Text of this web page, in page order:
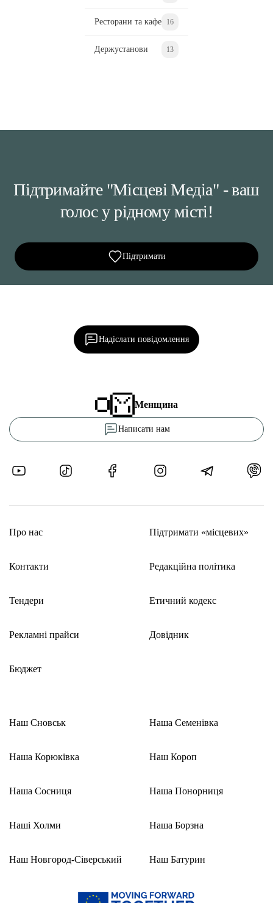
Ресторани та кафе 16
Держустанови 13
Підтримайте "Місцеві Медіа" - ваш
голос у рідному місті!
Підтримати
Надіслати повідомлення
Менщина
Написати нам
Про нас
Контакти
Тендери
Рекламні прайси
Бюджет
Підтримати «місцевих»
Редакційна політика
Етичний кодекс
Довідник
Наш Сновськ
Наша Корюківка
Наша Сосниця
Наші Холми
Наш Новгород-Сіверський
Наша Семенівка
Наш Короп
Наша Понорниця
Наша Борзна
Наш Батурин